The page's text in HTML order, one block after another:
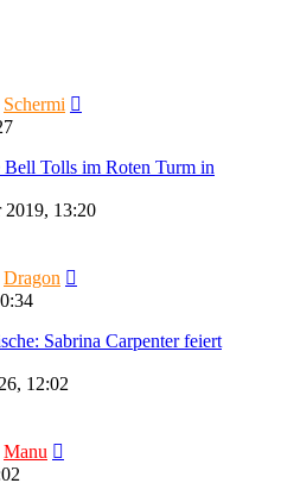
Schermi
Tolls im Roten Turm in
13:20
Dragon
Sabrina Carpenter feiert
12:02
Manu